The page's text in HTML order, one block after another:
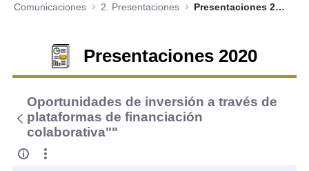
Comunicaciones 2. Presentaciones Presentaciones 2020
Presentaciones 2020
Oportunidades de inversión a través de
plataformas de financiación
colaborativa""